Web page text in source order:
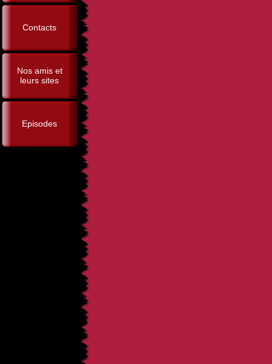
Contacts
Nos amis et
leurs sites
Episodes